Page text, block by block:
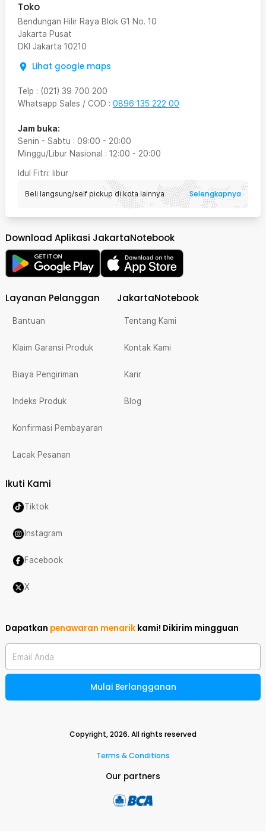
Toko
Bendungan Hilir Raya Blok G1 No. 10
Jakarta Pusat
DKI Jakarta 10210
Lihat google maps
Telp : (021) 39 700 200
Whatsapp Sales / COD : 0896 135 222 00
Jam buka:
Senin - Sabtu : 09:00 - 20:00
Minggu/Libur Nasional : 12:00 - 20:00
Idul Fitri: libur
Beli langsung/self pickup di kota lainnya Selengkapnya
Download Aplikasi JakartaNotebook
Layanan Pelanggan
Bantuan
Klaim Garansi Produk
Biaya Pengiriman
Indeks Produk
Konfirmasi Pembayaran
Lacak Pesanan
JakartaNotebook
Tentang Kami
Kontak Kami
Karir
Blog
Ikuti Kami
Tiktok
Instagram
Facebook
X
Dapatkan penawaran menarik kami! Dikirim mingguan
Email Anda
Mulai Berlangganan
Copyright,2026. All rights reserved
Terms & Conditions
Our partners